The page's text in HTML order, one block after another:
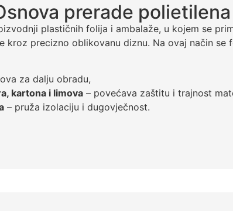
prerade polietilena
plastičnih folija i ambalaže, u kojem se
kroz precizno oblikovanu diznu. Na ovaj način se
za dalju obradu,
kartona i limova – povećava zaštitu i trajnost
– pruža izolaciju i dugovječnost.